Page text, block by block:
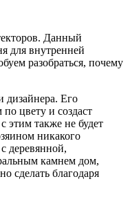
Данный
для внутренней
разобраться, почему
дизайнера. Его
цвету и создаст
этим также не будет
никакого
деревянной,
камнем дом,
сделать благодаря